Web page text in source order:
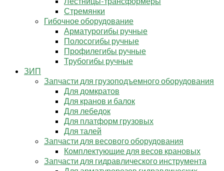
Стремянки
Гибочное оборудование
Арматурогибы ручные
Полосогибы ручные
Профилегибы ручные
Трубогибы ручные
ЗИП
Запчасти для грузоподъемного оборудования
Для домкратов
Для кранов и балок
Для лебедок
Для платформ грузовых
Для талей
Запчасти для весового оборудования
Комплектующие для весов крановых
Запчасти для гидравлического инструмента